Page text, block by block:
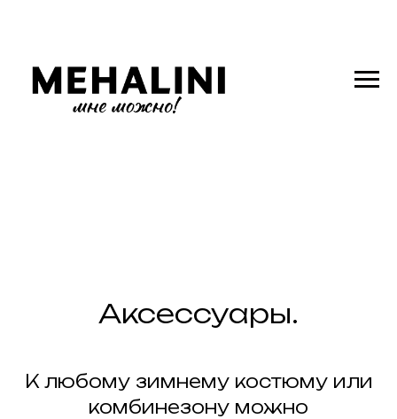
Аксессуары.
К любому зимнему костюму или
комбинезону можно